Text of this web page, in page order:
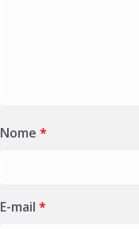
Nome *
E-mail *